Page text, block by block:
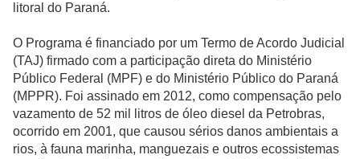
litoral do Paraná.
O Programa é financiado por um Termo de Acordo Judicial
(TAJ) firmado com a participação direta do Ministério
Público Federal (MPF) e do Ministério Público do Paraná
(MPPR). Foi assinado em 2012, como compensação pelo
vazamento de 52 mil litros de óleo diesel da Petrobras,
ocorrido em 2001, que causou sérios danos ambientais a
rios, à fauna marinha, manguezais e outros ecossistemas